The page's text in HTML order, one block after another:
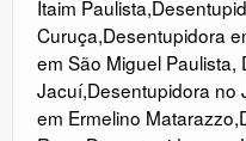
Itaim Paulista,
Curuça,Desentupidora
em São Miguel Paulista,
Jacuí,Desentupidora no
em Ermelino Matarazzo,